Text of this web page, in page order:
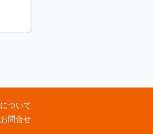
ついて
問合せ